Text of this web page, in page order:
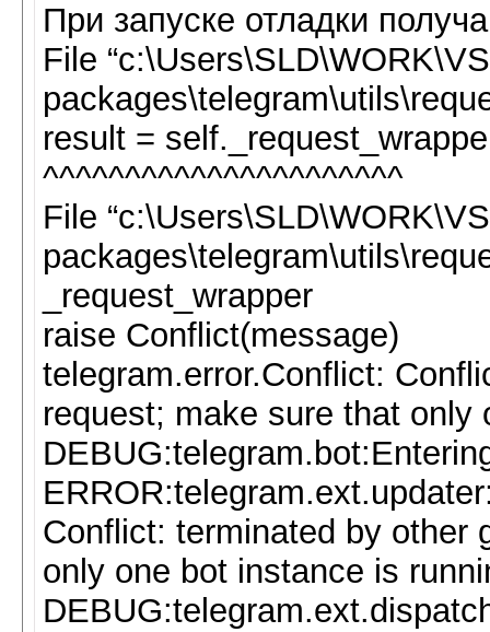
При запуске отладки
File
result =
^^^^^^^^^^^^^^^^^^^^^^
File
_request_wrapper
raise Conflict(message)
telegram.error.Conflict:
request; make sure that
Conflict: terminated by other
only one bot instance is